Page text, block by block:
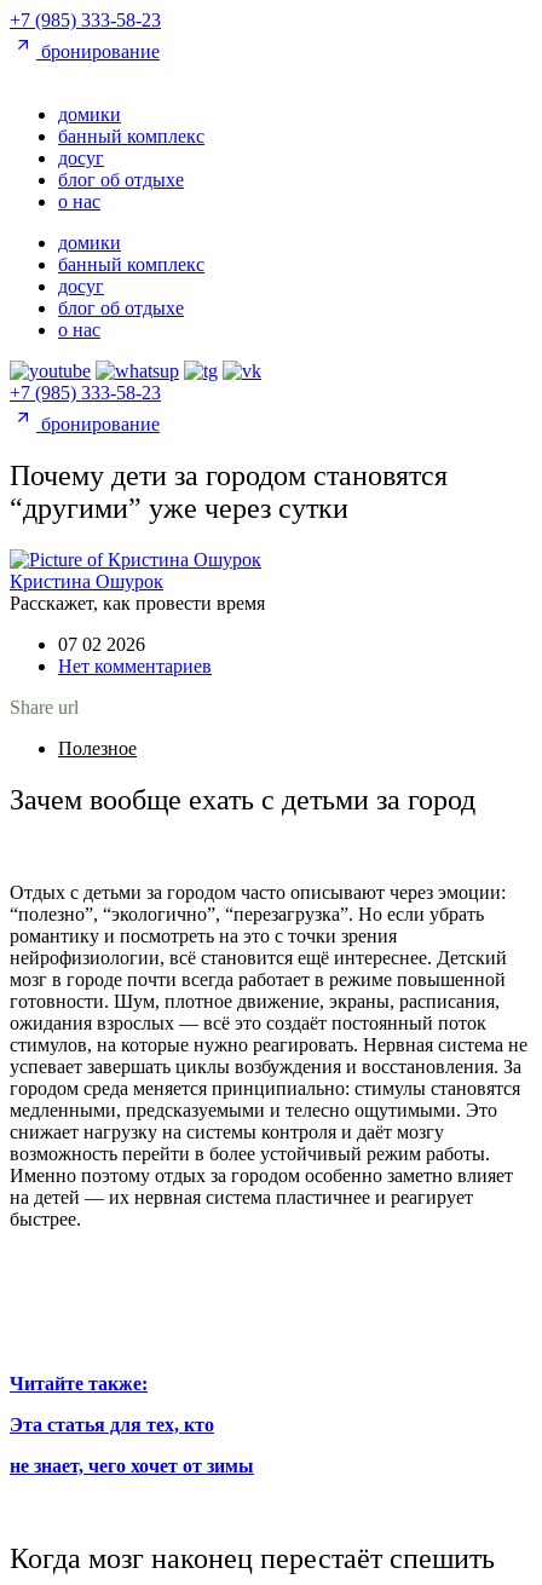
Перейти
содержимому
+7 (985) 333-58-23
бронирование
домики
банный комплекс
досуг
блог об отдыхе
о нас
домики
банный комплекс
досуг
блог об отдыхе
о нас
+7 (985) 333-58-23
бронирование
Почему дети за городом становятся
“другими” уже через сутки
Кристина Ошурок
Расскажет, как провести время
07 02 2026
Нет комментариев
Share url
Полезное
Зачем вообще ехать с детьми за город
Отдых с детьми за городом часто описывают через эмоции:
“полезно”, “экологично”, “перезагрузка”. Но если убрать
романтику и посмотреть на это с точки зрения
нейрофизиологии, всё становится ещё интереснее. Детский
мозг в городе почти всегда работает в режиме повышенной
готовности. Шум, плотное движение, экраны, расписания,
ожидания взрослых — всё это создаёт постоянный поток
стимулов, на которые нужно реагировать. Нервная система не
успевает завершать циклы возбуждения и восстановления. За
городом среда меняется принципиально: стимулы становятся
медленными, предсказуемыми и телесно ощутимыми. Это
снижает нагрузку на системы контроля и даёт мозгу
возможность перейти в более устойчивый режим работы.
Именно поэтому отдых за городом особенно заметно влияет
на детей — их нервная система пластичнее и реагирует
быстрее.
Читайте также:
Эта статья для тех, кто
не знает, чего хочет от зимы
Когда мозг наконец перестаёт спешить